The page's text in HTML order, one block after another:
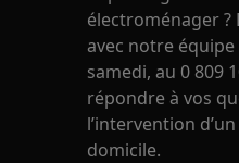
électroménager ?
avec notre
samedi, au 0 809
répondre à vos
l’intervention
domicile.